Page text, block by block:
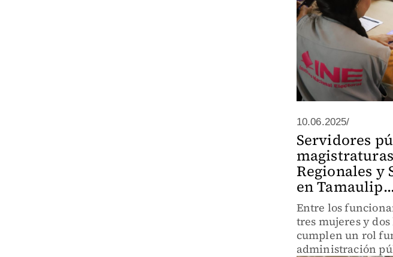
10.06.2025/
Servidores
Regionales y
en
Entre los
tres mujeres y
cumplen un rol
administración